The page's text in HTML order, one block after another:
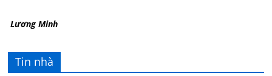
Lương Minh
Tin nhà